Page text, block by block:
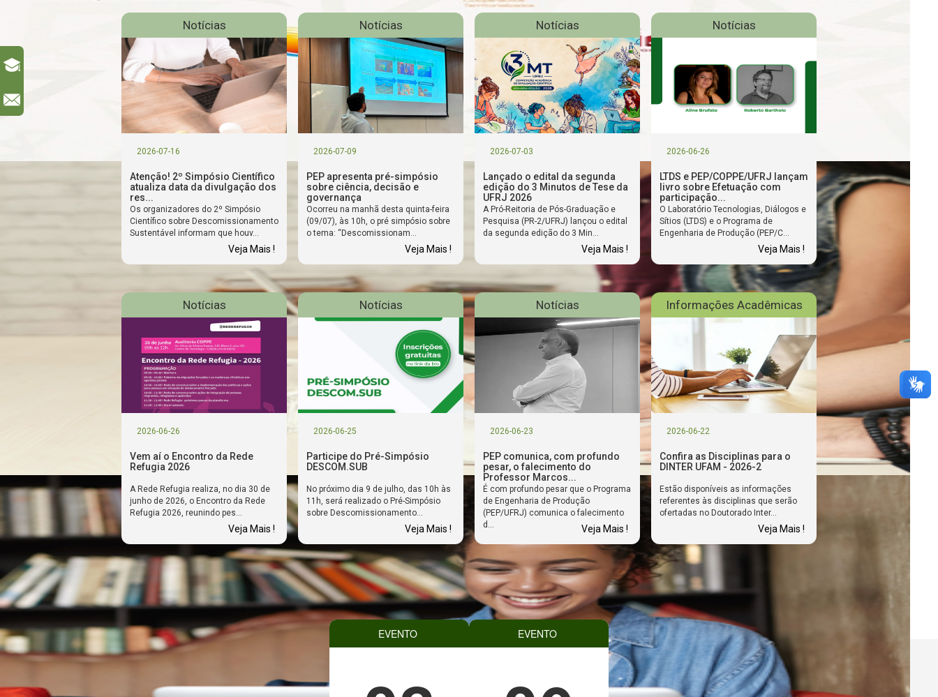
Notícias
2026-07-16
Atenção! 2º Simpósio Científico
atualiza data da divulgação dos
res...
Os organizadores do 2º Simpósio
Científico sobre Descomissionamento
Sustentável informam que houv...
Veja Mais !
Notícias
2026-07-09
PEP apresenta pré-simpósio
sobre ciência, decisão e
governança
Ocorreu na manhã desta quinta-feira
(09/07), às 10h, o pré simpósio sobre
o tema: “Descomissionam...
Veja Mais !
Notícias
2026-07-03
Lançado o edital da segunda
edição do 3 Minutos de Tese da
UFRJ 2026
A Pró-Reitoria de Pós-Graduação e
Pesquisa (PR-2/UFRJ) lançou o edital
da segunda edição do 3 Min...
Veja Mais !
Notícias
2026-06-26
LTDS e PEP/COPPE/UFRJ lançam
livro sobre Efetuação com
participação...
O Laboratório Tecnologias, Diálogos e
Sítios (LTDS) e o Programa de
Engenharia de Produção (PEP/C...
Veja Mais !
Notícias
2026-06-26
Vem aí o Encontro da Rede
Refugia 2026
A Rede Refugia realiza, no dia 30 de
junho de 2026, o Encontro da Rede
Refugia 2026, reunindo pes...
Veja Mais !
Notícias
2026-06-25
Participe do Pré-Simpósio
DESCOM.SUB
No próximo dia 9 de julho, das 10h às
11h, será realizado o Pré-Simpósio
sobre Descomissionamento...
Veja Mais !
Notícias
2026-06-23
PEP comunica, com profundo
pesar, o falecimento do
Professor Marcos...
É com profundo pesar que o Programa
de Engenharia de Produção
(PEP/UFRJ) comunica o falecimento
d...
Veja Mais !
Informações Acadêmicas
2026-06-22
Confira as Disciplinas para o
DINTER UFAM - 2026-2
Estão disponíveis as informações
referentes às disciplinas que serão
ofertadas no Doutorado Inter...
Veja Mais !
EVENTO EVENTO